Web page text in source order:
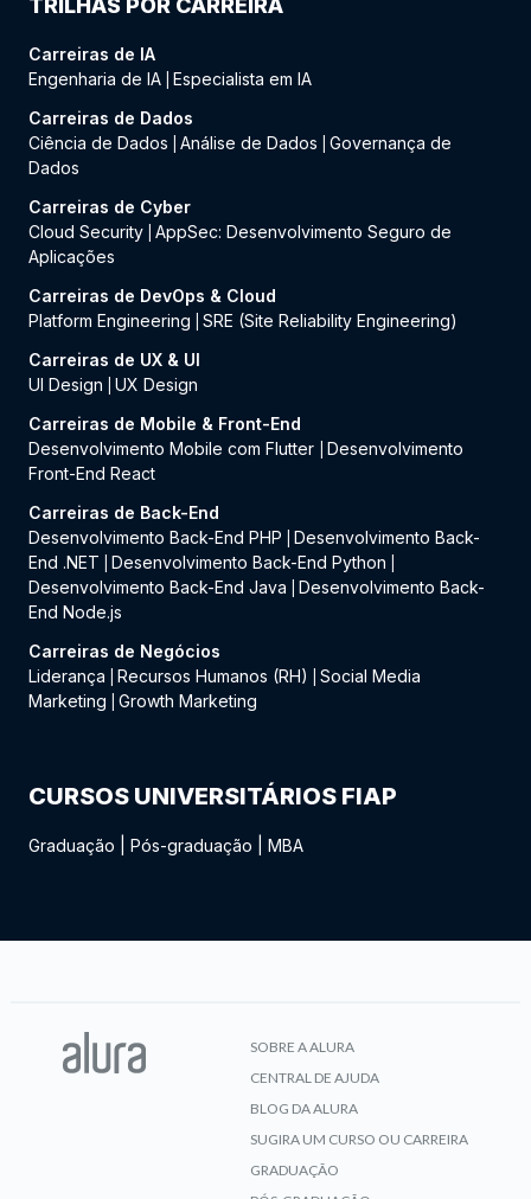
TRILHAS POR CARREIRA
Carreiras de IA
Engenharia de IA Especialista em IA
Carreiras de Dados
Ciência de Dados
Análise de Dados
Governança de
Dados
Carreiras de Cyber
Cloud Security AppSec: Desenvolvimento Seguro de
Aplicações
Carreiras de DevOps & Cloud
Platform Engineering
SRE (Site Reliability Engineering)
Carreiras de UX & UI
UI Design
UX Design
Carreiras de Mobile & Front-End
Desenvolvimento Mobile com Flutter
Desenvolvimento
Front-End React
Carreiras de Back-End
Desenvolvimento Back-End PHP
Desenvolvimento Back-
End .NET
Desenvolvimento Back-End Python
Desenvolvimento Back-End Java
Desenvolvimento Back-
End Node.js
Carreiras de Negócios
Liderança
Recursos Humanos (RH)
Social Media
Marketing
Growth Marketing
CURSOS UNIVERSITÁRIOS FIAP
Graduação Pós-graduação MBA
SOBRE A ALURA
CENTRAL DE AJUDA
BLOG DA ALURA
SUGIRA UM CURSO OU CARREIRA
GRADUAÇÃO